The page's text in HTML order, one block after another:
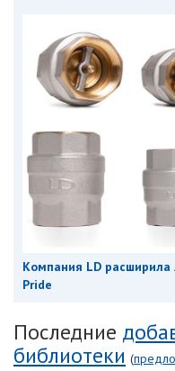
Компания LD расширила
Pride
Последние
библиотеки (